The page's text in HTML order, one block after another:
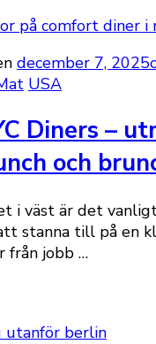
december 7, 2025
USA
Diners –
och
i väst är det
stanna till på en
från jobb …